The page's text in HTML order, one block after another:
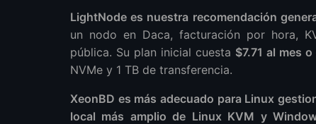
LightNode es nuestra recomendación
un nodo en Daca, facturación por hora,
pública. Su plan inicial cuesta $7.71 al mes
NVMe y 1 TB de transferencia.
XeonBD es más adecuado para Linux
local más amplio de Linux KVM y